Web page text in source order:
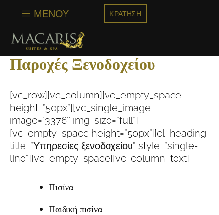
περιεχόμενο
ΜΕΝΟΎ ΚΡΆΤΗΣΗ
Παροχές Ξενοδοχείου
[vc_row][vc_column][vc_empty_space
height=”50px”][vc_single_image
image=”3376″ img_size=”full”]
[vc_empty_space height=”50px”][cl_heading
title=”Υπηρεσίες ξενοδοχείου” style=”single-
line”][vc_empty_space][vc_column_text]
Πισίνα
Παιδική πισίνα